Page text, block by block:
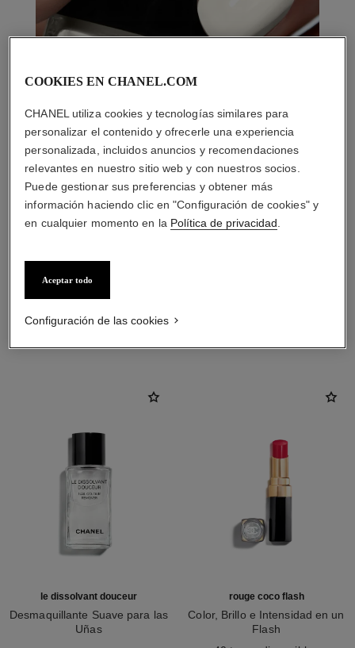
le dissolvant douceur
Desmaquillante Suave para las
Uñas
rouge coco flash
Color, Brillo e Intensidad en un
Flash
COOKIES EN CHANEL.COM
CHANEL utiliza cookies y tecnologías similares para
personalizar el contenido y ofrecerle una experiencia
personalizada, incluidos anuncios y recomendaciones
relevantes en nuestro sitio web y con nuestros socios.
Puede gestionar sus preferencias y obtener más
información haciendo clic en "Configuración de cookies" y
en cualquier momento en la Política de privacidad
Aceptar todo
Configuración de las cookies